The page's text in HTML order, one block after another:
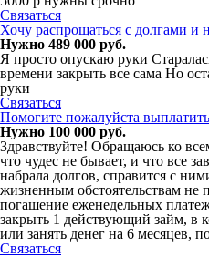
Связаться
Хочу распрощаться с долгами и
Нужно 489 000 руб.
Я просто опускаю руки
времени закрыть все сама Но
руки
Связаться
Помогите пожалуйста
Нужно 100 000 руб.
Здравствуйте! Обращаюсь ко
что чудес не бывает, и что все
набрала долгов, справится с
жизненным обстоятельствам не
погашение еженедельных
закрыть 1 действующий займ, в
или занять денег на 6 месяцев,
Связаться